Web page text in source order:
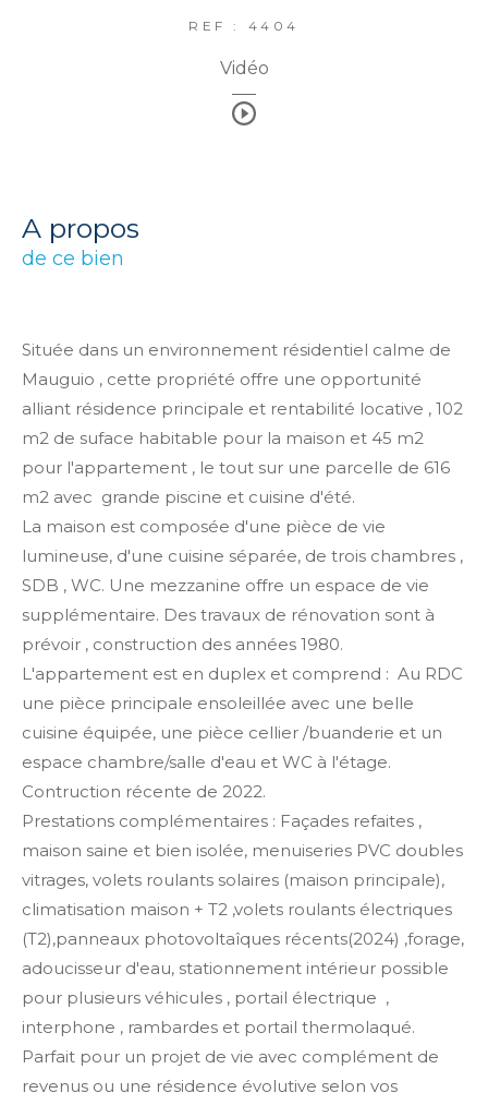
REF : 4404
Vidéo
a propos
de ce bien
Située dans un environnement résidentiel calme de
Mauguio , cette propriété offre une opportunité
alliant résidence principale et rentabilité locative , 102
m2 de suface habitable pour la maison et 45 m2
pour l'appartement , le tout sur une parcelle de 616
m2 avec grande piscine et cuisine d'été.
La maison est composée d'une pièce de vie
lumineuse, d'une cuisine séparée, de trois chambres ,
SDB , WC. Une mezzanine offre un espace de vie
supplémentaire. Des travaux de rénovation sont à
prévoir , construction des années 1980.
L'appartement est en duplex et comprend : Au RDC
une pièce principale ensoleillée avec une belle
cuisine équipée, une pièce cellier /buanderie et un
espace chambre/salle d'eau et WC à l'étage.
Contruction récente de 2022.
Prestations complémentaires : Façades refaites ,
maison saine et bien isolée, menuiseries PVC doubles
vitrages, volets roulants solaires (maison principale),
climatisation maison + T2 ,volets roulants électriques
(T2),panneaux photovoltaîques récents(2024) ,forage,
adoucisseur d'eau, stationnement intérieur possible
pour plusieurs véhicules , portail électrique ,
interphone , rambardes et portail thermolaqué.
Parfait pour un projet de vie avec complément de
revenus ou une résidence évolutive selon vos